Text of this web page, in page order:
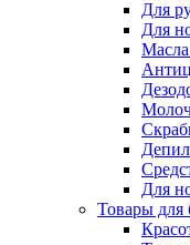
Для
Для
Масла
Для
Товары для